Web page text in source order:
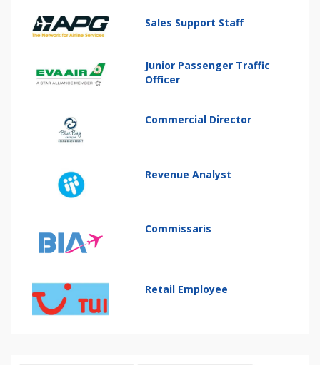
Sales Support Staff
Junior Passenger Traffic
Officer
Commercial Director
Revenue Analyst
Commissaris
Retail Employee